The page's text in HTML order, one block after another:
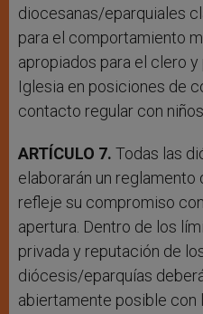
diocesanas/eparquiales
para el comportamiento
apropiados para el clero
Iglesia en posiciones de
contacto regular con
ARTÍCULO 7. Todas las
elaborarán un
refleje su compromiso
apertura. Dentro de los
privada y reputación de
diócesis/eparquías
abiertamente posible con